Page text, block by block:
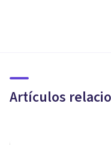
Artículos
el miedo
palabras